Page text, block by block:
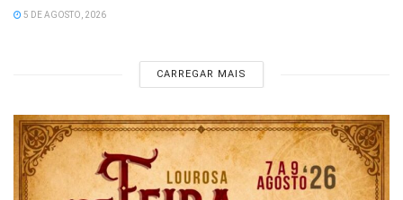
5 DE AGOSTO, 2026
CARREGAR MAIS